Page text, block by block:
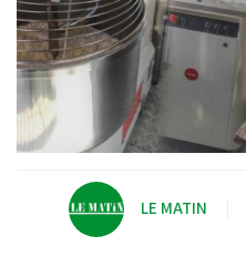
LE MATIN